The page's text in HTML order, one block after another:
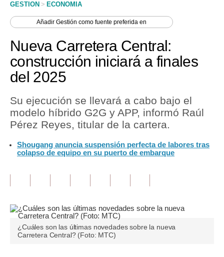
Economía
Mercados
Política
Finanzas Personales
Inmobiliarias
Opinión
Editorial
GESTION > ECONOMIA
AñadirGestión como fuente preferida en
Nueva Carretera Central:
construcción iniciará a finales
del 2025
Su ejecución se llevará a cabo bajo el
modelo híbrido G2G y APP, informó Raúl
Pérez Reyes, titular de la cartera.
Shougang anuncia suspensión perfecta de labores tras
colapso de equipo en su puerto de embarque
¿Cuáles son las últimas novedades sobre la nueva
Carretera Central? (Foto: MTC)